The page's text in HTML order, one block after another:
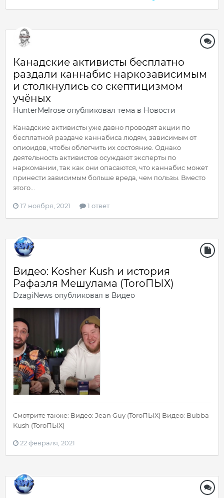
Канадские активисты бесплатно
раздали каннабис наркозависимым
и столкнулись со скептицизмом
учёных
HunterMelrose опубликовал тема в Новости
Канадские активисты уже давно проводят акции по
бесплатной раздаче каннабиса людям, зависимым от
опиоидов, чтобы облегчить их состояние. Однако
деятельность активистов осуждают эксперты по
наркомании, так как они опасаются, что каннабис может
принести зависимым больше вреда, чем пользы. Вместо
этого...
17 ноября, 2021 1 ответ
Видео: Kosher Kush и история
Рафаэля Мешулама (ToroПЫХ)
DzagiNews опубликовал в Видео
Смотрите также: Видео: Jean Guy (ToroПЫХ) Видео: Bubba
Kush (ToroПЫХ)
22 февраля, 2021